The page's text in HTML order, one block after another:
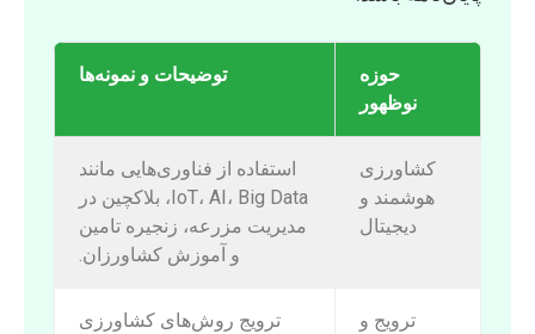
حوزه
نوظهور
توضیحات و نمونه‌ها
کشاورزی
هوشمند و
دیجیتال
استفاده از فناوری‌هایی مانند
IoT، AI، Big Data، بلاکچین در
مدیریت مزرعه، زنجیره تامین
و آموزش کشاورزان.
ترویج و
ترویج روش‌های کشاورزی